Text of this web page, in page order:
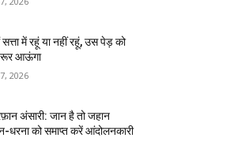
में रहूं या नहीं रहूं, उस पेड़ को
आऊंगा
2026
अंसारी: जान है तो जहान
धरना को समाप्त करें आंदोलनकारी